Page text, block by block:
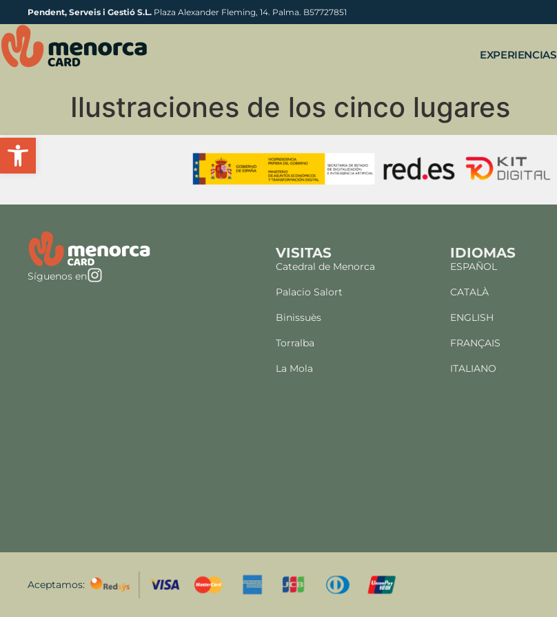
Abrir barra de herramientas
Pendent, Serveis i Gestió S.L. Plaza Alexander Fleming, 14. Palma. B57727851
EXPERIENCIAS
Ilustraciones de los cinco lugares
Síguenos en
VISITAS
Catedral de Menorca
Palacio Salort
Binissuès
Torralba
La Mola
IDIOMAS
ESPAÑOL
CATALÀ
ENGLISH
FRANÇAIS
ITALIANO
Aceptamos: